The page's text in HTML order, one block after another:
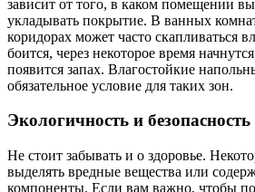
зависит от того, в каком помещении
укладывать покрытие. В ванных
коридорах может часто скапливаться
боится, через некоторое время
появится запах. Влагостойкие
обязательное условие для таких зон.
Экологичность и безопасность
Не стоит забывать и о здоровье.
выделять вредные вещества или
компоненты. Если вам важно, чтобы